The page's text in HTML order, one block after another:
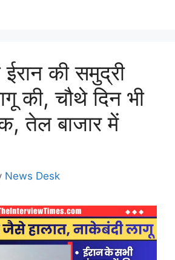
की समुद्री
की, चौथे दिन भी
तेल बाजार में
News Desk